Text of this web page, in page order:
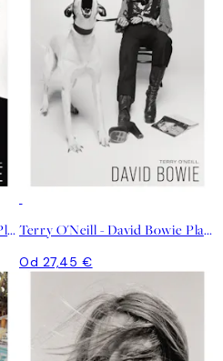
Terry O'Neill - Roger Moore Plagát Terry O'Neill - David Bowie Plagát
Od 27,45 €